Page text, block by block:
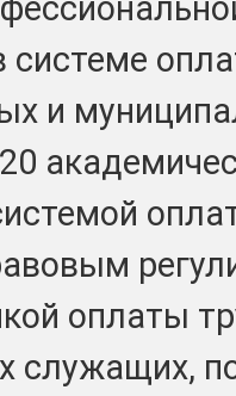
системе
и
оплаты
служащих,